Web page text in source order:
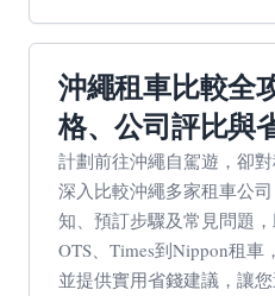
沖繩租車比較全
格、公司評比與
計劃前往沖繩自駕遊，卻
深入比較沖繩多家租車公
知、預訂步驟及常見問題
OTS、Times到Nippon租車
並提供實用省錢建議，讓